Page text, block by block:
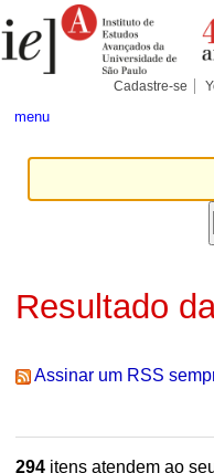
para
conteúdo.
Pessoais
Cadastre-se
menu
Resultado
Assinar um RSS
294itens atendem ao